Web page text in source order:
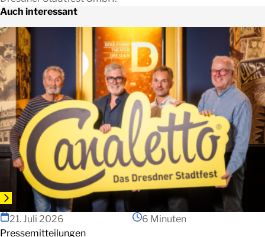
Auch interessant
21. Juli 2026
6 Minuten
Pressemitteilungen